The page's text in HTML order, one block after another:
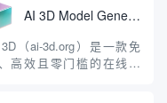
营销人员及广大用户提供
式、开箱即用的视觉内容
解决方案。网站的核心优
于其强大的多模型聚合能
AI 3D Model Generator：通过文本和图像快速生成3D模型的在线工具
（ai-3d.org）是一款免
高效且零门槛的在线AI